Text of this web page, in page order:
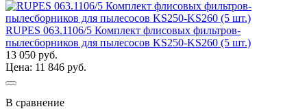
RUPES 063.1106/5 Комплект флисовых фильтров-
пылесборников для пылесосов KS250-KS260 (5 шт.)
13 050 руб.
Цена: 11 846 руб.
В сравнение